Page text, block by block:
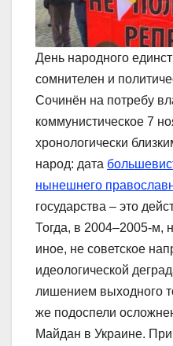
День народного
сомнителен и
Сочинён на потребу
коммунистическое 7
хронологически
народ: дата
нынешнего
государства – это
Тогда, в 2004–2005-м,
иное, не советское
идеологической
лишением выходного
же подоспели
Майдан в Украине.